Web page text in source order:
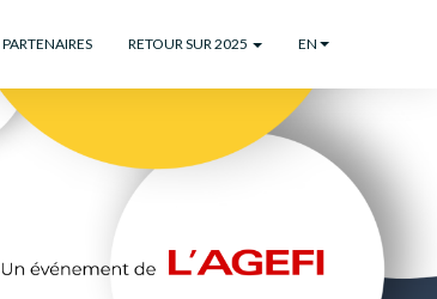
PARTENAIRES RETOUR SUR 2025 EN